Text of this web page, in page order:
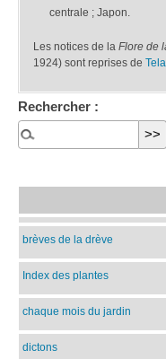
centrale ; Japon.
Les notices de laFlore de
1924) sont reprises de
Rechercher :
brèves de la drève
Index des plantes
chaque mois du jardin
dictons